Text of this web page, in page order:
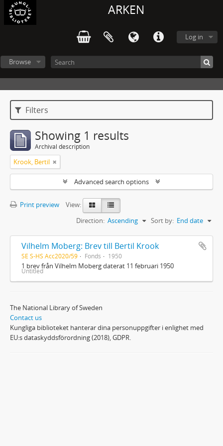
ARKEN
Log in
Browse
Filters
Showing 1 results
Archival description
Krook, Bertil
Advanced search options
Print preview
View:
Sort by: End date
Direction: Ascending
Vilhelm Moberg: Brev till Bertil Krook
SE S-HS Acc2020/59 Fonds 1950
1 brev från Vilhelm Moberg daterat 11 februari 1950
Untitled
The National Library of Sweden
Contact us
Kungliga biblioteket hanterar dina personuppgifter i enlighet med
EU:s dataskyddsförordning (2018), GDPR.